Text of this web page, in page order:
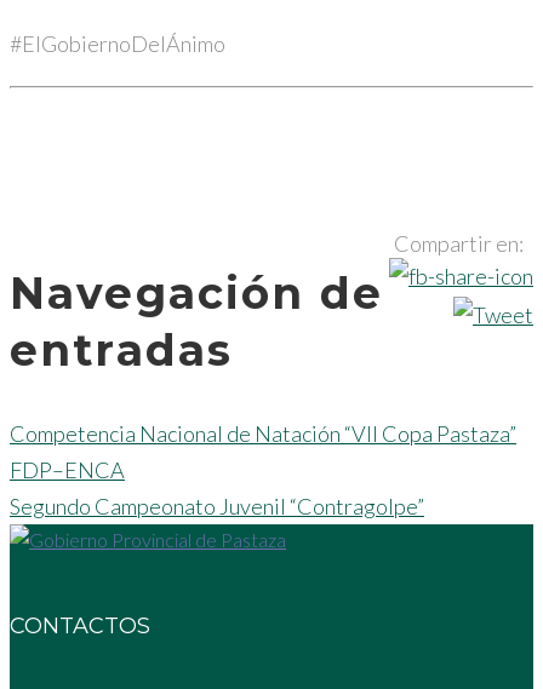
#ElGobiernoDelÁnimo
Compartir en:
Navegación de
entradas
Competencia Nacional de Natación “VII Copa Pastaza”
FDP–ENCA
Segundo Campeonato Juvenil “Contragolpe”
CONTACTOS